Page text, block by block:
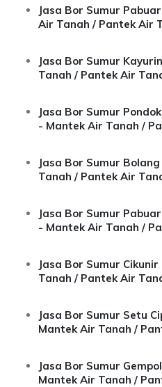
Jasa Bor Sumur
Air Tanah / Pantek Air
Jasa Bor Sumur
Tanah / Pantek Air
Jasa Bor Sumur
- Mantek Air Tanah /
Jasa Bor Sumur
Tanah / Pantek Air
Jasa Bor Sumur
- Mantek Air Tanah /
Jasa Bor Sumur
Tanah / Pantek Air
Jasa Bor Sumur Setu
Mantek Air Tanah /
Jasa Bor Sumur
Mantek Air Tanah /